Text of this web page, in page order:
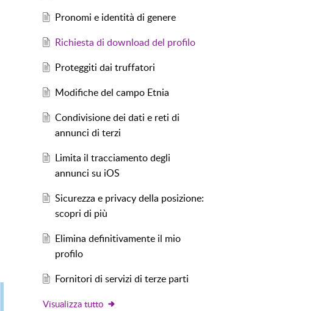
Pronomi e identità di genere
Richiesta di download del profilo
Proteggiti dai truffatori
Modifiche del campo Etnia
Condivisione dei dati e reti di
annunci di terzi
Limita il tracciamento degli
annunci su iOS
Sicurezza e privacy della posizione:
scopri di più
Elimina definitivamente il mio
profilo
Fornitori di servizi di terze parti
Visualizza tutto